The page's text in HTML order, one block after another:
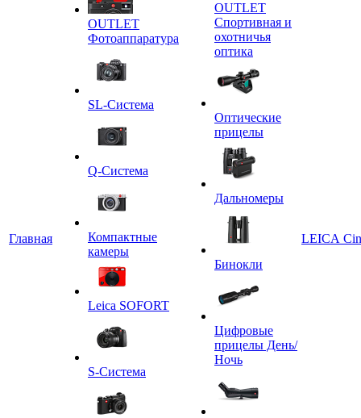
Главная
OUTLET
Фотоаппаратура
SL-Система
Q-Cистема
Компактные
камеры
Leica SOFORT
S-Система
OUTLET
Спортивная и
охотничья
оптика
Оптические
прицелы
Дальномеры
Бинокли
Цифровые
прицелы День/
Ночь
LEICA